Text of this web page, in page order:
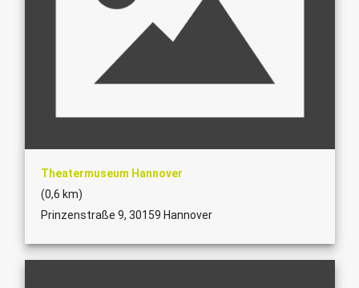
Theatermuseum Hannover
(0,6 km)
Prinzenstraße 9, 30159 Hannover